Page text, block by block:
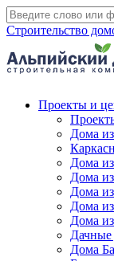
Строительство
Проекты и
Дома из
Дома
Дома
Дома
Дома
Дома
Дачные
Дома